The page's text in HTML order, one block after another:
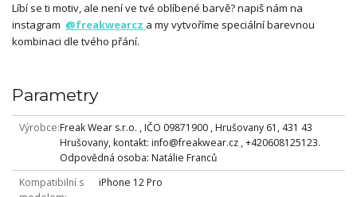
Líbí se ti motiv, ale není ve tvé oblíbené barvě? napiš nám na
instagram @freakwearcz a my vytvoříme speciální barevnou
kombinaci dle tvého přání.
Parametry
Výrobce Freak Wear s.r.o. , IČO 09871900 , Hrušovany 61, 431 43
Hrušovany, kontakt: info@freakwear.cz , +420608125123.
Odpovědná osoba: Natálie Franců
Kompatibilní s
iPhone 12 Pro